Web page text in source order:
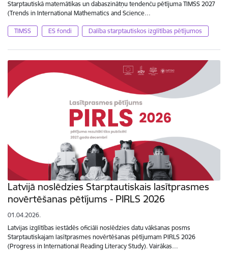
Starptautiskā matemātikas un dabaszinātņu tendenču pētījuma TIMSS 2027
(Trends in International Mathematics and Science…
TIMSS ES fondi Dalība starptautiskos izglītības pētījumos
Latvijā noslēdzies Starptautiskais lasītprasmes
novērtēšanas pētījums - PIRLS 2026
01.04.2026.
Latvijas izglītības iestādēs oficiāli noslēdzies datu vākšanas posms
Starptautiskajam lasītprasmes novērtēšanas pētījumam PIRLS 2026
(Progress in International Reading Literacy Study). Vairākas…